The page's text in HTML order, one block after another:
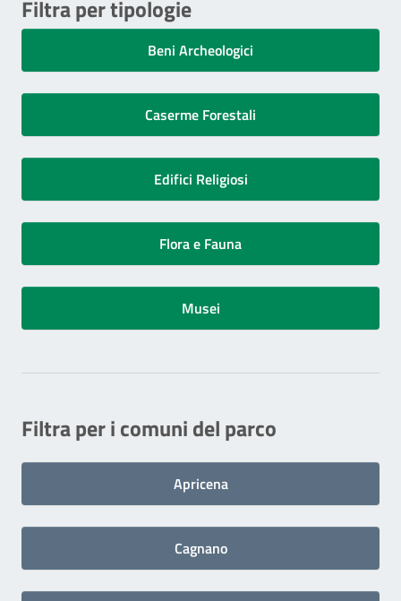
Filtra per tipologie
Beni Archeologici
Caserme Forestali
Edifici Religiosi
Flora e Fauna
Musei
Filtra per i comuni del parco
Apricena
Cagnano